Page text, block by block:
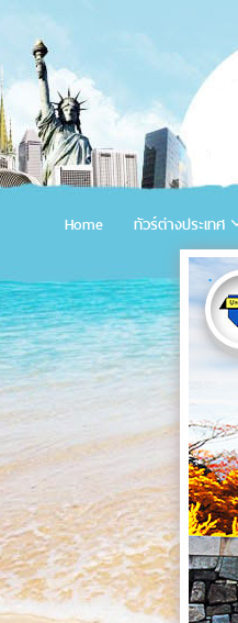
Home ทัวร์ต่างประเทศ